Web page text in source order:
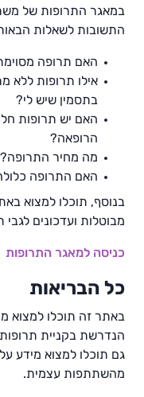
במאגר התרופות של
התשובות לשאלות
האם תרופה
אילו תרופות ללא
בתסמין שיש לי?
האם יש תרופות
הרופאה?
מה מחיר התרופה?
האם התרופה
בנוסף, תוכלו למצוא
מבוטלות ועדכונים לגבי
כניסה למאגר התרופות
כל הבריאות
באתר זה תוכלו למצוא
הנדרשת בקניית
גם תוכלו למצוא מידע
מהשתתפות עצמית.